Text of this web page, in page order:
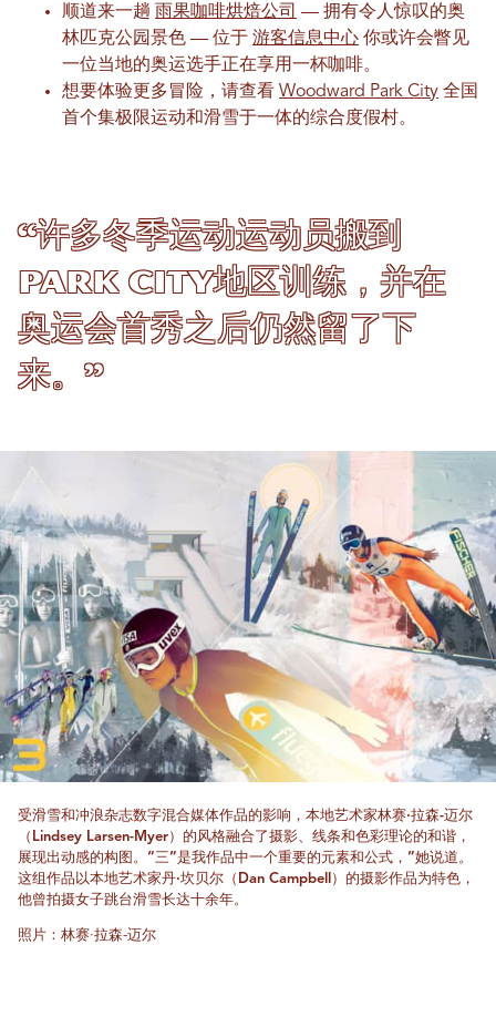
顺道来一趟 雨果咖啡烘焙公司 — 拥有令人惊叹的奥
林匹克公园景色 — 位于 游客信息中心 你或许会瞥见
一位当地的奥运选手正在享用一杯咖啡。
想要体验更多冒险，请查看 Woodward Park City 全国
首个集极限运动和滑雪于一体的综合度假村。
“许多冬季运动运动员搬到
Park City地区训练，并在
奥运会首秀之后仍然留了下
来。”
受滑雪和冲浪杂志数字混合媒体作品的影响，本地艺术家林赛·拉森-迈尔
（Lindsey Larsen-Myer）的风格融合了摄影、线条和色彩理论的和谐，
展现出动感的构图。“三”是我作品中一个重要的元素和公式，”她说道。
这组作品以本地艺术家丹·坎贝尔（Dan Campbell）的摄影作品为特色，
他曾拍摄女子跳台滑雪长达十余年。
照片：林赛·拉森-迈尔